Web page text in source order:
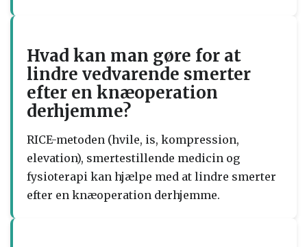
Hvad kan man gøre for at
lindre vedvarende smerter
efter en knæoperation
derhjemme?
RICE-metoden (hvile, is, kompression,
elevation), smertestillende medicin og
fysioterapi kan hjælpe med at lindre smerter
efter en knæoperation derhjemme.